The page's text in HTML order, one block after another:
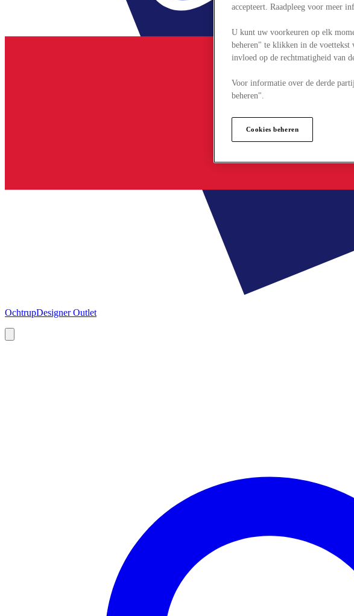
OchtrupDesigner Outlet
accepteert. Raadpleeg voor meer
U kunt uw voorkeuren op elk
beheren" te klikken in de voettekst
invloed op de rechtmatigheid van
Voor informatie over de derde
beheren".
Cookies beheren